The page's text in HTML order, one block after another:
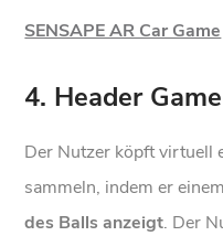
SENSAPE AR Car Game
4. Header Game
Der Nutzer köpft virtuell
sammeln, indem er
des Balls anzeigt. Der